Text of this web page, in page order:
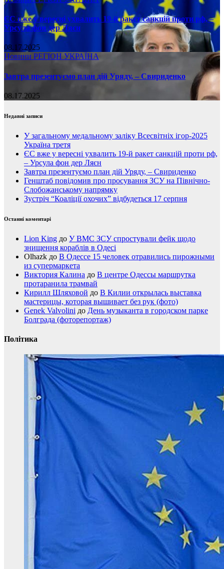
ЄС вже у вересні ухвалить 19-й ракет санкцій проти рф, –
Урсула фон дер Ляєн
08.17.2025
Новини РЕГІОН УКРАЇНА
Завтра презентуємо план дій Уряду, – Свириденко
08.17.2025
Недавні записи
У загальному медальному заліку Всесвітніх ігор-2025
Україна третя
ЄС вже у вересні ухвалить 19-й ракет санкцій проти рф,
– Урсула фон дер Ляєн
Завтра презентуємо план дій Уряду, – Свириденко
Генштаб повідомив про просування ЗСУ на Північно-
Слобожанському напрямку
Зустріч “Коаліції охочих” відбудеться 17 серпня
Останні коментарі
Lion King до У ВМС ЗСУ спростували фейк щодо
знищення кораблів в Одесі
Olhazk до В Одессе 15 человек отравились пирожными
из супермаркета
Виктория Калина до В центре Одессы маршрутка
протаранила трамвай
Кирилл Шляховой до В Килии открылась выставка
мастерицы, которая вышивает без рук (фото)
Genek Valvolini до День музыканта в городском парке
Болграда (фоторепортаж)
Політика